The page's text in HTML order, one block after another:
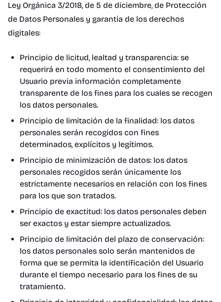
Ley Orgánica 3/2018, de 5 de diciembre, de Protección
de Datos Personales y garantía de los derechos
digitales:
Principio de licitud, lealtad y transparencia: se
requerirá en todo momento el consentimiento del
Usuario previa información completamente
transparente de los fines para los cuales se recogen
los datos personales.
Principio de limitación de la finalidad: los datos
personales serán recogidos con fines
determinados, explícitos y legítimos.
Principio de minimización de datos: los datos
personales recogidos serán únicamente los
estrictamente necesarios en relación con los fines
para los que son tratados.
Principio de exactitud: los datos personales deben
ser exactos y estar siempre actualizados.
Principio de limitación del plazo de conservación:
los datos personales solo serán mantenidos de
forma que se permita la identificación del Usuario
durante el tiempo necesario para los fines de su
tratamiento.